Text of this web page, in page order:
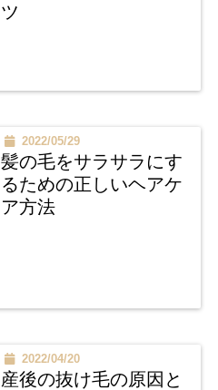
ツ
2022/05/29
髪の毛をサラサラにす
るための正しいヘアケ
ア方法
2022/04/20
産後の抜け毛の原因と